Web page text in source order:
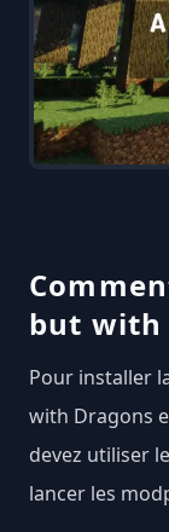
but with
Pour installer
with Dragons
devez utiliser
lancer les